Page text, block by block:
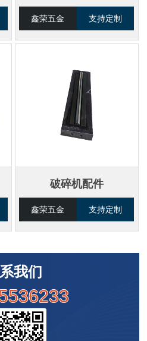
鑫荣五金 支持定制
破碎机配件
鑫荣五金 支持定制
我们